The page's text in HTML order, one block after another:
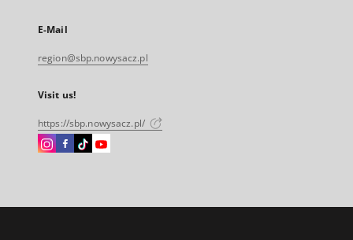
E-Mail
region@sbp.nowysacz.pl
Visit us!
https://sbp.nowysacz.pl/
Instagram
open
Facebook
open
Instagram
open
Instagram
open